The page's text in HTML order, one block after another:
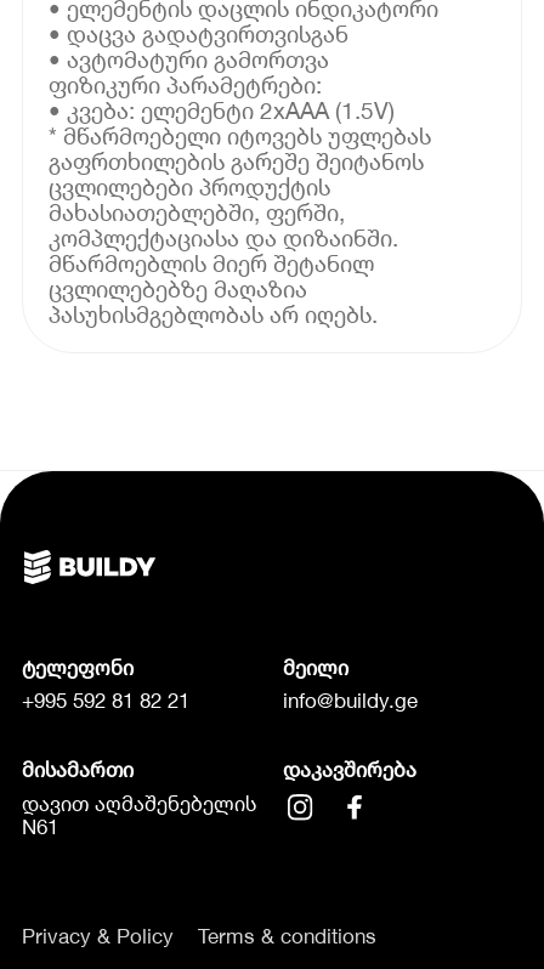
• ელემენტის დაცლის ინდიკატორი
• დაცვა გადატვირთვისგან
• ავტომატური გამორთვა
ფიზიკური პარამეტრები:
• კვება: ელემენტი 2xAAA (1.5V)
* მწარმოებელი იტოვებს უფლებას
გაფრთხილების გარეშე შეიტანოს
ცვლილებები პროდუქტის
მახასიათებლებში, ფერში,
კომპლექტაციასა და დიზაინში.
მწარმოებლის მიერ შეტანილ
ცვლილებებზე მაღაზია
პასუხისმგებლობას არ იღებს.
ტელეფონი
+995 592 81 82 21
მეილი
info@buildy.ge
მისამართი
დავით აღმაშენებელის
N61
დაკავშირება
Privacy & Policy Terms & conditions